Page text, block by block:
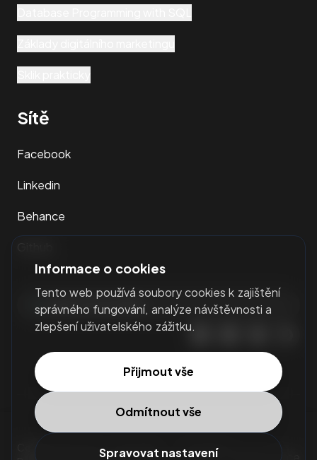
Sítě
Facebook
Linkedin
Behance
+420 776 761 595
Copyright © 2017 - 2026
Mgr.
Podmínky
Administrace
Informace o cookies
Tento web používá soubory cookies k zajištění
správného fungování, analýze návštěvnosti a
zlepšení uživatelského zážitku.
Přijmout vše
Odmítnout vše
Spravovat nastavení